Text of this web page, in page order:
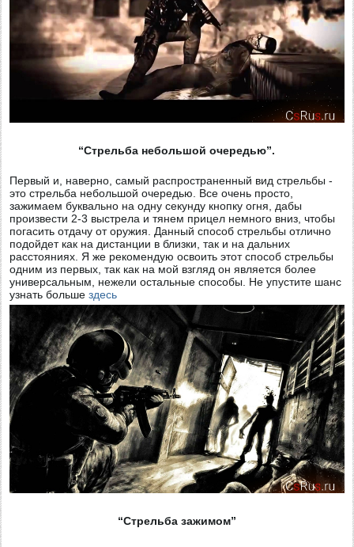
“Стрельба небольшой очередью”.
Первый и, наверно, самый распространенный вид стрельбы -
это стрельба небольшой очередью. Все очень просто,
зажимаем буквально на одну секунду кнопку огня, дабы
произвести 2-3 выстрела и тянем прицел немного вниз, чтобы
погасить отдачу от оружия. Данный способ стрельбы отлично
подойдет как на дистанции в близки, так и на дальних
расстояниях. Я же рекомендую освоить этот способ стрельбы
одним из первых, так как на мой взгляд он является более
универсальным, нежели остальные способы. Не упустите шанс
узнать большездесь
“Стрельба зажимом”